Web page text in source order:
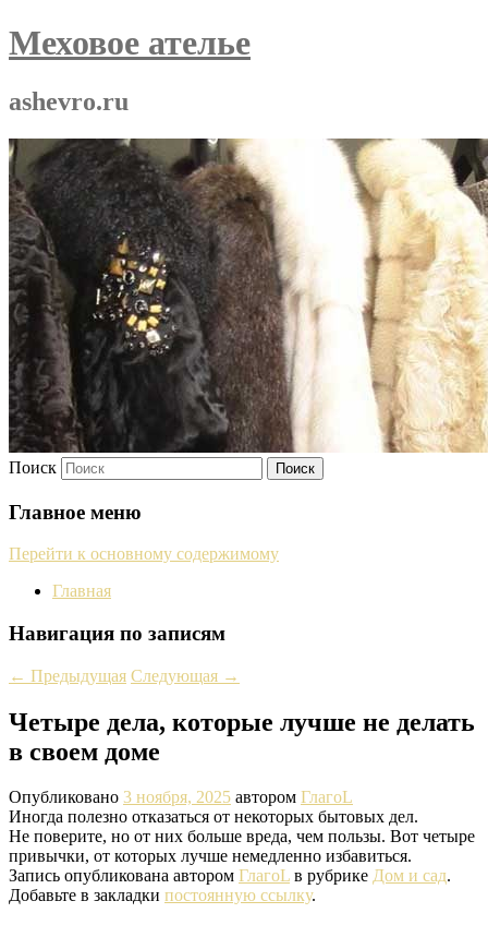
Меховое ателье
ashevro.ru
Поиск
Главное меню
Перейти к основному содержимому
Главная
Навигация по записям
← Предыдущая Следующая →
Четыре дела, которые лучше не делать
в своем доме
Опубликовано 3 ноября, 2025 автором ГлагоL
Иногда полезно отказаться от некоторых бытовых дел.
Не поверите, но от них больше вреда, чем пользы. Вот четыре
привычки, от которых лучше немедленно избавиться.
Запись опубликована автором ГлагоL в рубрике Дом и сад.
Добавьте в закладки постоянную ссылку.